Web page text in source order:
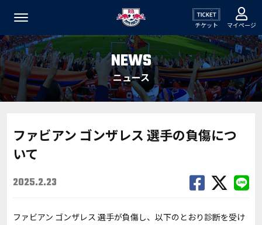
チケット マイページ
NEWS
ニュース
ファビアン ゴンザレス 選手の負傷につ
いて
2025.2.23
ファビアン ゴンザレス 選手が負傷し、以下のとおり診断を受け